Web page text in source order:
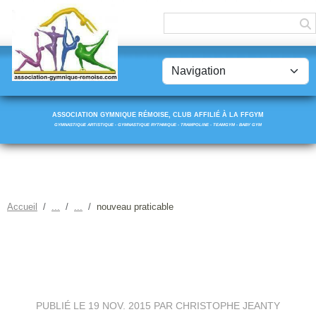
ASSOCIATION GYMNIQUE RÉMOISE, CLUB AFFILIÉ À LA FFGYM
GYMNASTIQUE ARTISTIQUE - GYMNASTIQUE RYTHMIQUE - TRAMPOLINE - TEAMGYM - BABY GYM
Accueil nouveau praticable
PUBLIÉ LE 19 NOV. 2015 PAR CHRISTOPHE JEANTY
Panneau de gestion des cookies